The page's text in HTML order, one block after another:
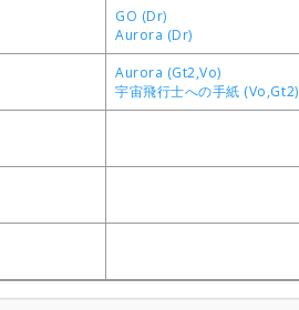
GO (Dr)
Aurora (Dr)
Aurora (Gt2,Vo)
宇宙飛行士への手紙 (Vo,Gt2)